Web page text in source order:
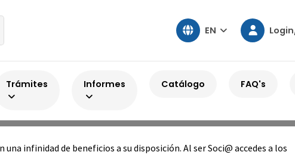
EN
Trámites Informes Catálogo FAQ's
Ser Soci@ CLEO
infinidad de beneficios a su disposición. Al ser Soci@ accedes a los